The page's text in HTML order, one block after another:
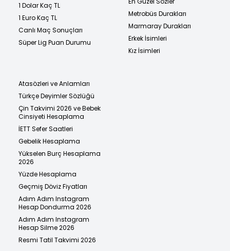
1 Dolar Kaç TL
1 Euro Kaç TL
Canlı Maç Sonuçları
Süper Lig Puan Durumu
Metrobüs Durakları
Marmaray Durakları
Erkek İsimleri
Kız İsimleri
Atasözleri ve Anlamları
Türkçe Deyimler Sözlüğü
Çin Takvimi 2026 ve Bebek
Cinsiyeti Hesaplama
İETT Sefer Saatleri
Gebelik Hesaplama
Yükselen Burç Hesaplama
2026
Yüzde Hesaplama
Geçmiş Döviz Fiyatları
Adım Adım Instagram
Hesap Dondurma 2026
Adım Adım Instagram
Hesap Silme 2026
Resmi Tatil Takvimi 2026